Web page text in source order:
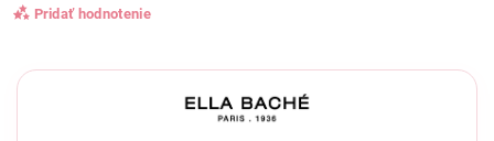
Pridať hodnotenie